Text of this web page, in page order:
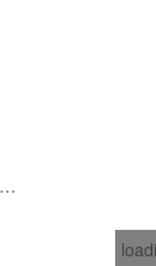
Microsoft Surface Pro (2026), 13-inch Premium Performance 2-in-1 Laptop, Snapdragon X2 Elite Processor, Touchscreen OLED Display, 16GB RAM, 1TB SSD Storage, Windows 11 Copilot+ PC Built for AI, Black